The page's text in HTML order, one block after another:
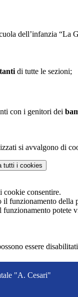
dell’infanzia “La
di tutte le sezioni;
con i genitori dei
si avvalgono di
tutti i cookies
cookie consentire.
il funzionamento
funzionamento potete
essere
"A. Cesari"